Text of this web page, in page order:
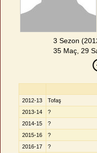
3 Sezon
35 Maç, 29
2012-13 Tofaş
2013-14
?
2014-15
?
2015-16
?
2016-17
?